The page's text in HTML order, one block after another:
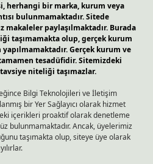
herhangi bir marka, kurum veya
bulunmamaktadır. Sitede
makaleler paylaşılmaktadır. Burada
taşımamakta olup, gerçek kurum
Gerçek kurum ve
tesadüfidir. Sitemizdeki
niteliği taşımazlar.
Bilgi Teknolojileri ve İletişim
bir Yer Sağlayıcı olarak hizmet
içerikleri proaktif olarak denetleme
bulunmamaktadır. Ancak, üyelerimiz
taşımakta olup, siteye üye olarak